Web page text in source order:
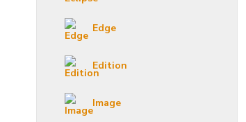
Edge
Edition
Image